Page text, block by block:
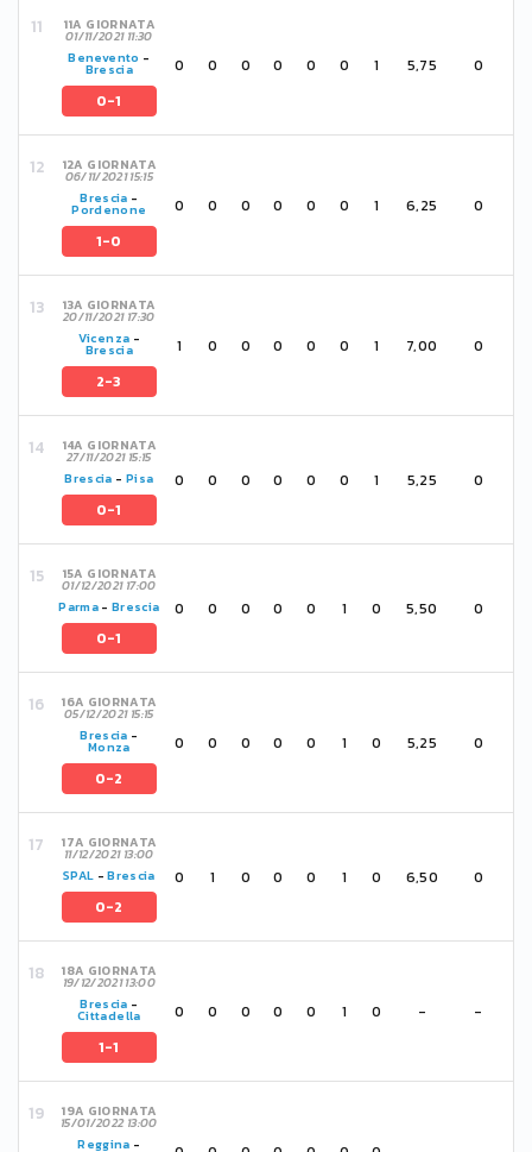
11A GIORNATA
01/11/2021 11:30
Benevento -
Brescia
0-1
0 0 0 0 0 0 1 5,75 0
12A GIORNATA
06/11/2021 15:15
Brescia -
Pordenone
1-0
0 0 0 0 0 0 1 6,25 0
13A GIORNATA
20/11/2021 17:30
Vicenza -
Brescia
2-3
1 0 0 0 0 0 1 7,00 0
14A GIORNATA
27/11/2021 15:15
Brescia - Pisa
0-1
0 0 0 0 0 0 1 5,25 0
15A GIORNATA
01/12/2021 17:00
Parma-Brescia
0-1
0 0 0 0 0 1 0 5,50 0
16A GIORNATA
05/12/2021 15:15
Brescia -
Monza
0-2
0 0 0 0 0 1 0 5,25 0
17A GIORNATA
11/12/2021 13:00
SPAL -Brescia
0-2
0 1 0 0 0 1 0 6,50 0
18A GIORNATA
19/12/2021 13:00
Brescia -
Cittadella
1-1
0 0 0 0 0 1 0 - -
19A GIORNATA
15/01/2022 13:00
Reggina -